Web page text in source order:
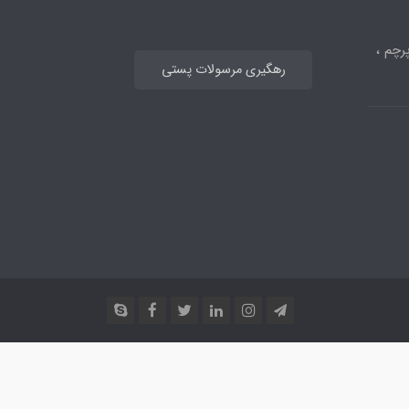
،
رهگیری مرسولات پستی